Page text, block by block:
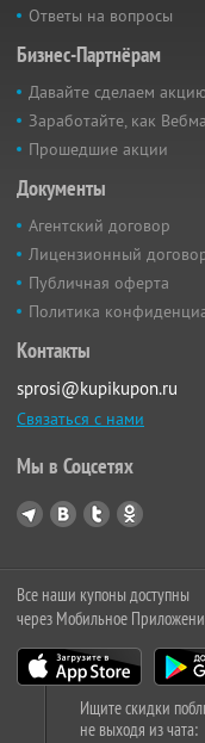
Ответы на вопросы
Бизнес-Партнёрам
Давайте сделаем
Заработайте, как
Прошедшие акции
Документы
Агентский договор
Лицензионный
Публичная оферта
Политика
Контакты
sprosi@kupikupon.ru
Связаться с нами
Мы в Соцсетях
Все наши купоны доступны
через Мобильное
Ищите скидки
не выходя из чата: